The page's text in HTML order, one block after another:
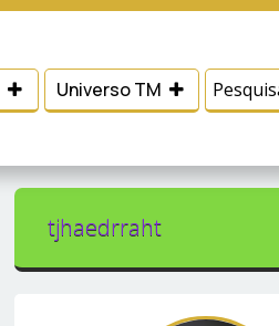
Universo TM
tjhaedrraht